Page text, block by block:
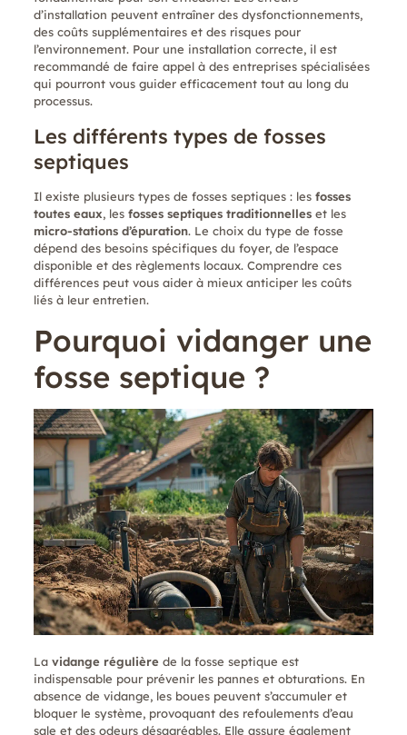
d’installation peuvent entraîner des dysfonctionnements,
des coûts supplémentaires et des risques pour
l’environnement. Pour une installation correcte, il est
recommandé de faire appel à des entreprises spécialisées
qui pourront vous guider efficacement tout au long du
processus.
Les différents types de fosses
septiques
Il existe plusieurs types de fosses septiques : les fosses
toutes eaux, les fosses septiques traditionnelleset les
micro-stations d’épuration. Le choix du type de fosse
dépend des besoins spécifiques du foyer, de l’espace
disponible et des règlements locaux. Comprendre ces
différences peut vous aider à mieux anticiper les coûts
liés à leur entretien.
Pourquoi vidanger une
fosse septique ?
La vidange régulièrede la fosse septique est
indispensable pour prévenir les pannes et obturations. En
absence de vidange, les boues peuvent s’accumuler et
bloquer le système, provoquant des refoulements d’eau
sale et des odeurs désagréables. Elle assure également